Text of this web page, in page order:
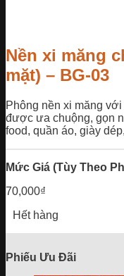
Nền xi măng
mặt) – BG-03
Phông nền xi măng
được ưa chuộng, gọn
food, quần áo, giày dép,
Mức Giá (Tùy Theo
70,000₫
Hết hàng
Phiếu Ưu Đãi